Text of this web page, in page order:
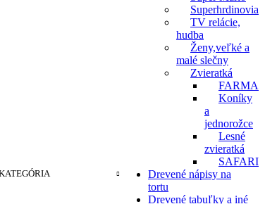
Superhrdinovia
TV relácie,
hudba
Ženy,veľké a
malé slečny
Zvieratká
FARMA
Koníky
a
jednorožce
Lesné
zvieratká
SAFARI
Drevené nápisy na
tortu
Drevené tabuľky a iné